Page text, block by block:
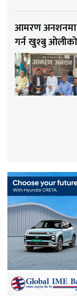
आमरण अनशनमा
गर्न खुश्बु